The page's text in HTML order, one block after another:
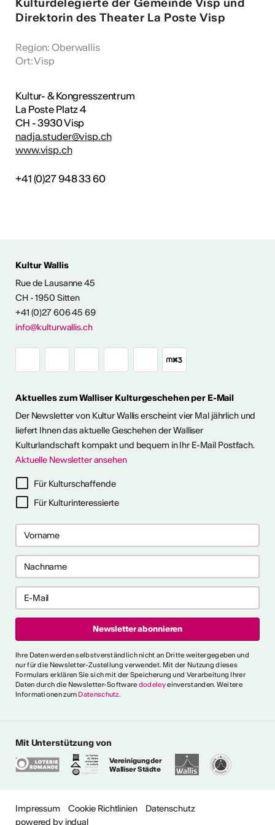
Direktorin des Theater La Poste Visp
Region: Oberwallis
Ort:Visp
Kultur- & Kongresszentrum
La Poste Platz 4
CH - 3930 Visp
nadja.studer@visp.ch
www.visp.ch
+41 (0)27 948 33 60
Kultur Wallis
Rue de Lausanne 45
CH - 1950 Sitten
+41 (0)27 606 45 69
info@kulturwallis.ch
Aktuelles zum Walliser Kulturgeschehen per E-Mail
Der Newsletter von Kultur Wallis erscheint vier Mal jährlich und
liefert Ihnen das aktuelle Geschehen der Walliser
Kulturlandschaft kompakt und bequem in Ihr E-Mail Postfach.
Aktuelle Newsletter ansehen
Für Kulturschaffende
Für Kulturinteressierte
Ihre Daten werden selbstverständlich nicht an Dritte weitergegeben und
nur für die Newsletter-Zustellung verwendet. Mit der Nutzung dieses
Formulars erklären Sie sich mit der Speicherung und Verarbeitung Ihrer
Daten durch die Newsletter-Software dodeleyeinverstanden. Weitere
Informationen zum Datenschutz.
Mit Unterstützung von
Vereinigung der
Walliser Städte
Impressum Cookie Richtlinien
Datenschutz
powered by indual